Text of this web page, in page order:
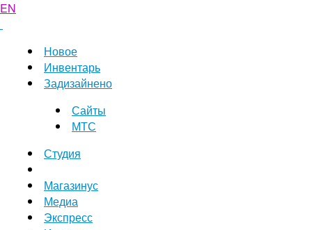
EN
Новое
Инвентарь
Задизайнено
Сайты
МТС
Студия
Магазинус
Медиа
Экспресс